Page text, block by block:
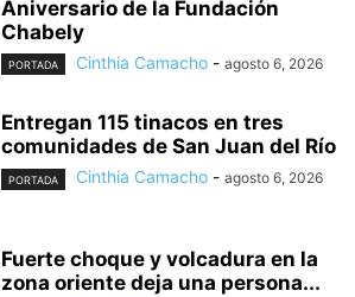
Aniversario de la Fundación
Chabely
PORTADA Cinthia Camacho - agosto 6, 2026
Entregan 115 tinacos en tres
comunidades de San Juan del Río
PORTADA Cinthia Camacho - agosto 6, 2026
Fuerte choque y volcadura en la
zona oriente deja una persona...